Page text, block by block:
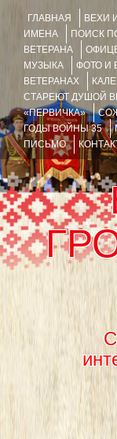
ГЛАВНАЯ ВЕХИ
ИМЕНА
ПОИСК
ВЕТЕРАНА
МУЗЫКА
ФОТО И
ВЕТЕРАНАХ
СТАРЕЮТ ДУШОЙ
«ПЕРВИЧКА»
ГОДЫ ВОЙНЫ 35
ПИСЬМО